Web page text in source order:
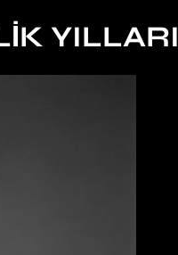
YILLARI